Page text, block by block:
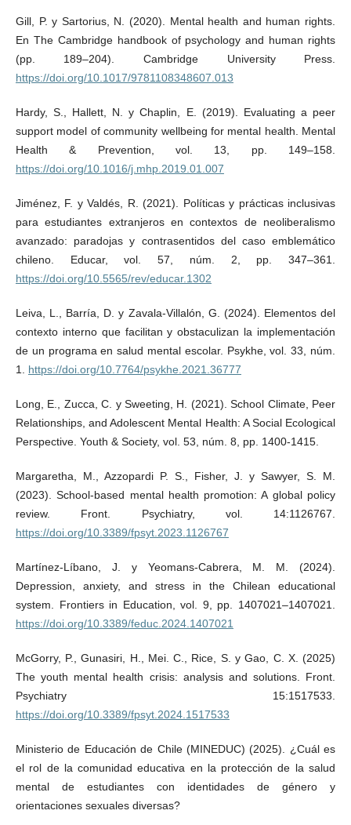
Gill, P. y Sartorius, N. (2020). Mental health and human rights.
En The Cambridge handbook of psychology and human rights
(pp. 189–204). Cambridge University Press.
https://doi.org/10.1017/9781108348607.013
Hardy, S., Hallett, N. y Chaplin, E. (2019). Evaluating a peer
support model of community wellbeing for mental health. Mental
Health & Prevention, vol. 13, pp. 149–158.
https://doi.org/10.1016/j.mhp.2019.01.007
Jiménez, F. y Valdés, R. (2021). Políticas y prácticas inclusivas
para estudiantes extranjeros en contextos de neoliberalismo
avanzado: paradojas y contrasentidos del caso emblemático
chileno. Educar, vol. 57, núm. 2, pp. 347–361.
https://doi.org/10.5565/rev/educar.1302
Leiva, L., Barría, D. y Zavala-Villalón, G. (2024). Elementos del
contexto interno que facilitan y obstaculizan la implementación
de un programa en salud mental escolar. Psykhe, vol. 33, núm.
1. https://doi.org/10.7764/psykhe.2021.36777
Long, E., Zucca, C. y Sweeting, H. (2021). School Climate, Peer
Relationships, and Adolescent Mental Health: A Social Ecological
Perspective. Youth & Society, vol. 53, núm. 8, pp. 1400-1415.
Margaretha, M., Azzopardi P. S., Fisher, J. y Sawyer, S. M.
(2023). School-based mental health promotion: A global policy
review. Front. Psychiatry, vol. 14:1126767.
https://doi.org/10.3389/fpsyt.2023.1126767
Martínez-Líbano, J. y Yeomans-Cabrera, M. M. (2024).
Depression, anxiety, and stress in the Chilean educational
system. Frontiers in Education, vol. 9, pp. 1407021–1407021.
https://doi.org/10.3389/feduc.2024.1407021
McGorry, P., Gunasiri, H., Mei. C., Rice, S. y Gao, C. X. (2025)
The youth mental health crisis: analysis and solutions. Front.
Psychiatry 15:1517533.
https://doi.org/10.3389/fpsyt.2024.1517533
Ministerio de Educación de Chile (MINEDUC) (2025). ¿Cuál es
el rol de la comunidad educativa en la protección de la salud
mental de estudiantes con identidades de género y
orientaciones sexuales diversas?